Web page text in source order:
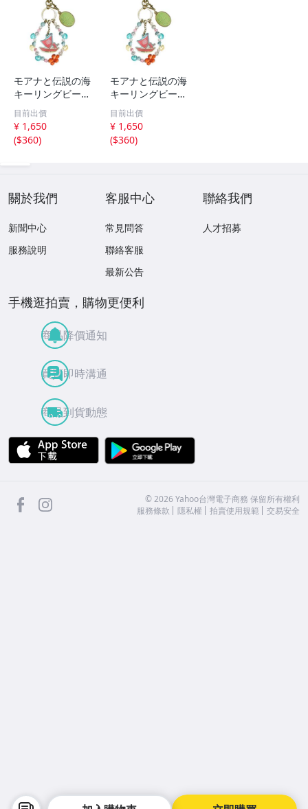
モアナと伝説の海
キーリングビーズ
キーホルダー 実
写ディズニー
目前出價
¥ 1,650
($360)
モアナと伝説の海
キーリングビーズ
キーホルダー 実
写ディズニー
目前出價
¥ 1,650
($360)
關於我們
新聞中心
服務說明
客服中心
常見問答
聯絡客服
最新公告
聯絡我們
人才招募
手機逛拍賣，購物更便利
商品降價通知
買賣即時溝通
商品到貨動態
APP Store
facebook ©2026 Yahoo台灣電子商務 保留所有權利
服務條款
隱私權 拍賣使用規範 交易安全